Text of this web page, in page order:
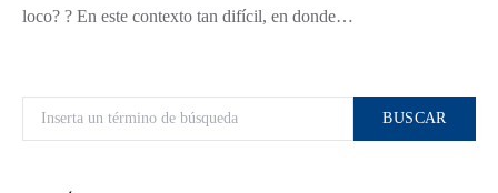
loco? ? En este contexto tan difícil, en donde…
BUSCAR